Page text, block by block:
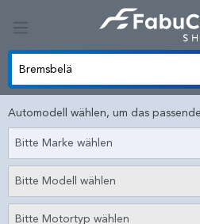
Automodell wählen, um das
Bitte Marke wählen
Bitte Modell wählen
Bitte Motortyp wählen